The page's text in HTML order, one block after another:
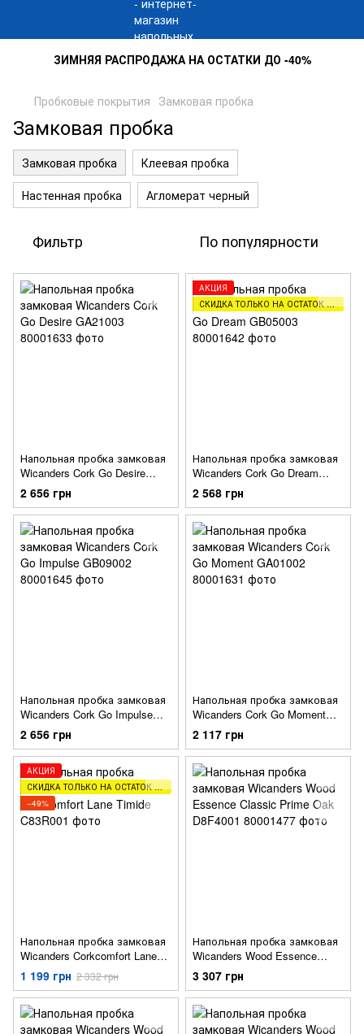
ЗИМНЯЯ РАСПРОДАЖА НА ОСТАТКИ ДО -40%
Пробковые покрытия Замковая пробка
Замковая пробка
Замковая пробка
Клеевая пробка
Настенная пробка
Агломерат черный
Фильтр По популярности
Напольная пробка замковая
Wicanders Cork Go Desire
GA21003
2 656 грн
АКЦИЯ
СКИДКА ТОЛЬКО НА ОСТАТОК ТОВАРА (2,5,8М)
Напольная пробка замковая
Wicanders Cork Go Dream
GB05003
2 568 грн
Напольная пробка замковая
Wicanders Cork Go Impulse
GB09002
2 656 грн
Напольная пробка замковая
Wicanders Cork Go Moment
GA01002
2 117 грн
АКЦИЯ
СКИДКА ТОЛЬКО НА ОСТАТОК ТОВАРА (2,5,8М)
−49%
Напольная пробка замковая
Wicanders Corkcomfort Lane
Timide
1 199 грн 2 332 грн
Напольная пробка замковая
Wicanders Wood Essence
Classic Prime Oak D8F4001
3 307 грн